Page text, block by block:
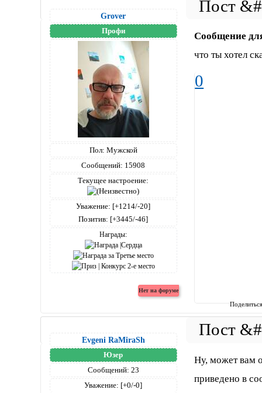
Grover
Профи
Пол: Мужской
Сообщений: 15908
Текущее настроение:
Уважение: [+1214/-20]
Позитив: [+3445/-46]
Награды:
Сообщение
что ты хотел
0
Evgeni RaMiraSh
Юзер
Сообщений: 23
Уважение: [+0/-0]
Ну, может вам
приведено в